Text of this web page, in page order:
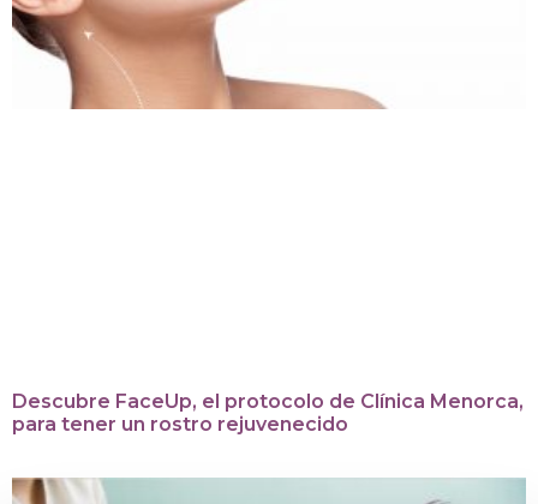
Descubre FaceUp, el protocolo de Clínica Menorca,
para tener un rostro rejuvenecido